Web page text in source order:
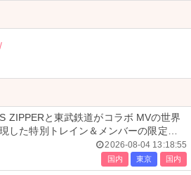
ZIPPERと東武鉄道がコラボ MVの世界
した特別トレイン＆メンバーの限定ア
2026-08-04 13:18:55
国内 東京 国内